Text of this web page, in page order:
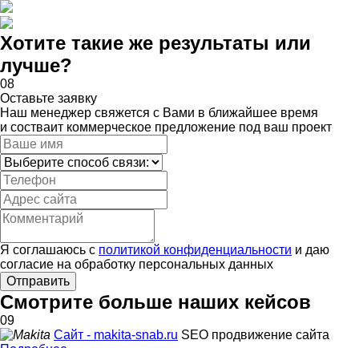
Хотите такие же результаты или
лучше?
08
Оставьте заявку
Наш менеджер свяжется с Вами в ближайшее время
и состваит коммерческое предложение под ваш проект
Я соглашаюсь с политикой конфиденциальности и даю
согласие на обработку персональных данных
Отправить
Смотрите больше наших кейсов
09
Сайт - makita-snab.ru SEO продвижение сайта